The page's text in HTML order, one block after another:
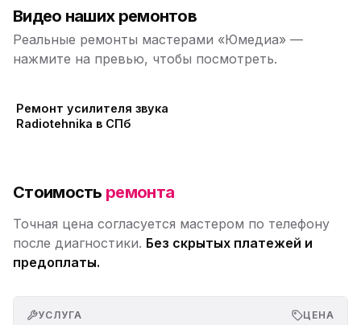
Видео наших ремонтов
Реальные ремонты мастерами «Юмедиа» —
нажмите на превью, чтобы посмотреть.
Ремонт усилителя звука
Radiotehnika в СПб
Стоимость ремонта
Точная цена согласуется мастером по телефону
после диагностики. Без скрытых платежей и
предоплаты.
УСЛУГА ЦЕНА